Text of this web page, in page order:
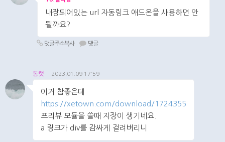
내장되어있는 url 자동링크 애드온을 사용하면 안
될까요?
댓글주소복사 댓글
톰캣 2023.01.09 17:59
이거 참좋은데
https://xetown.com/download/1724355
프리뷰 모듈을 쓸때 지장이 생기네요.
a 링크가 div를 감싸게 걸려버리니